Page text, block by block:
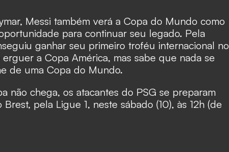
Messi também verá a Copa do Mundo como
para continuar seu legado. Pela
ganhar seu primeiro troféu internacional no
a Copa América, mas sabe que nada se
de uma Copa do Mundo.
não chega, os atacantes do PSG se preparam
pela Ligue 1, neste sábado (10), às 12h (de